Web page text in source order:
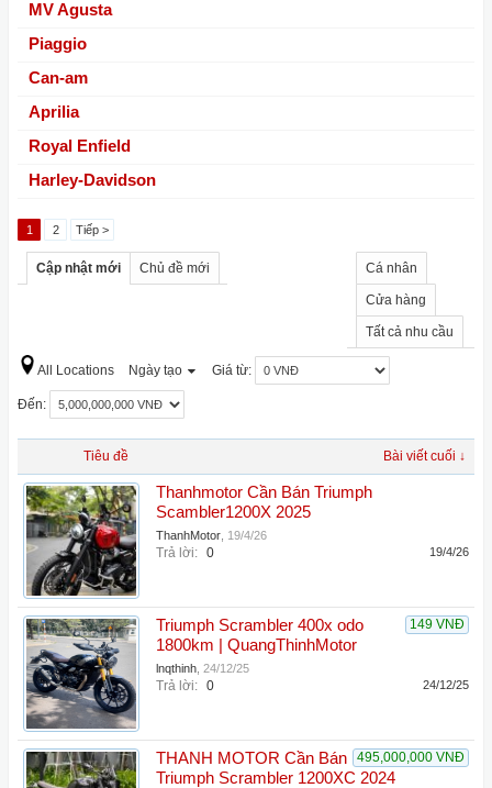
MV Agusta
Piaggio
Can-am
Aprilia
Royal Enfield
Harley-Davidson
1 2 Tiếp >
Cập nhật mới Chủ đề mới Cá nhân
Cửa hàng
Tất cả nhu cầu
All Locations Ngày tạo Giá từ:
Đến:
Tiêu đề Bài viết cuối ↓
Thanhmotor Cần Bán Triumph
Scambler1200X 2025
ThanhMotor 19/4/26
Trả lời: 0 19/4/26
149 VNĐ
Triumph Scrambler 400x odo
1800km | QuangThinhMotor
lnqthinh 24/12/25
Trả lời: 0 24/12/25
495,000,000 VNĐ
THANH MOTOR Cần Bán
Triumph Scrambler 1200XC 2024